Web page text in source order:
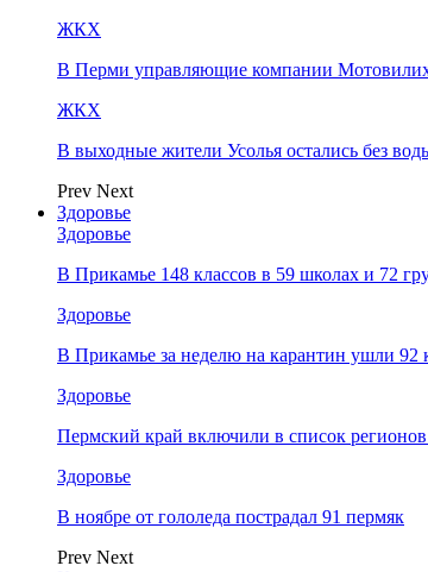
ЖКХ
В Перми управляющие компании
ЖКХ
В выходные жители Усолья остались без
Prev Next
Здоровье
Здоровье
В Прикамье 148 классов в 59 школах и 72
Здоровье
В Прикамье за неделю на карантин ушли 92
Здоровье
Пермский край включили в список
Здоровье
В ноябре от гололеда пострадал 91 пермяк
Prev Next